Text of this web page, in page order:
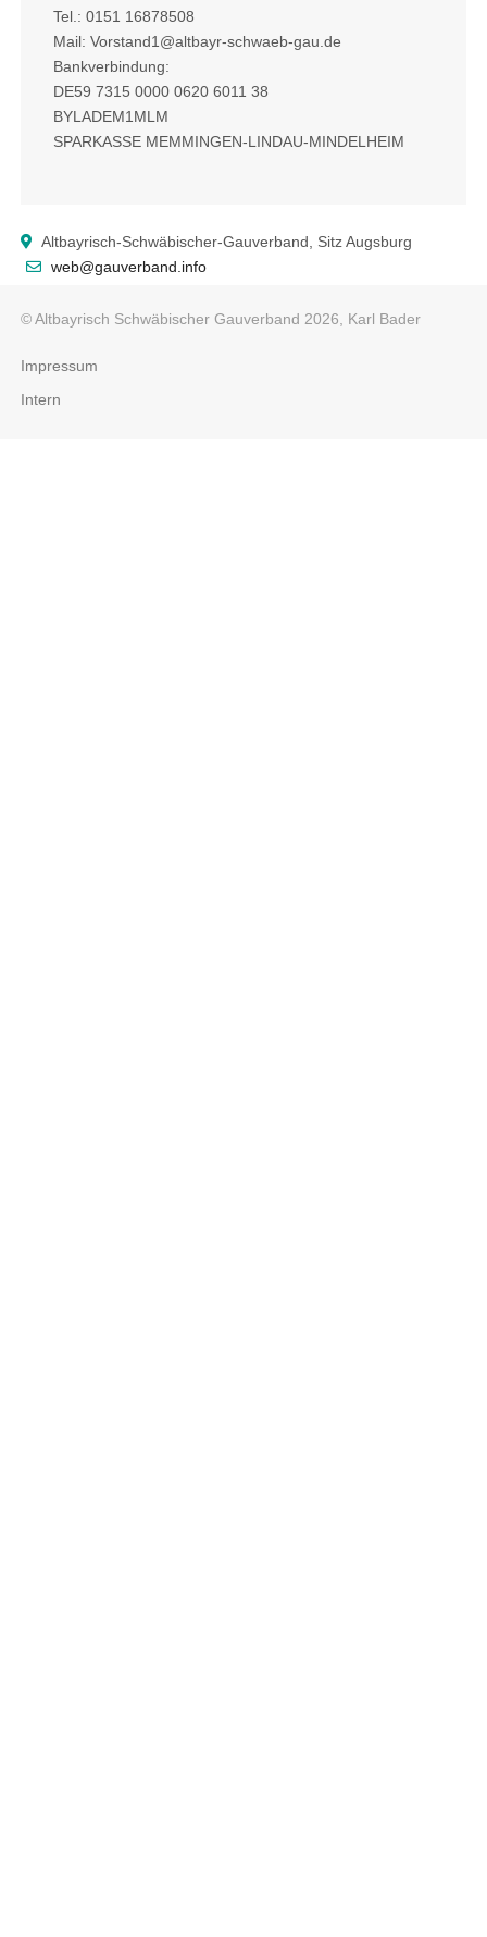
Tel.: 0151 16878508
Mail: Vorstand1@altbayr-schwaeb-gau.de
Bankverbindung:
DE59 7315 0000 0620 6011 38
BYLADEM1MLM
SPARKASSE MEMMINGEN-LINDAU-MINDELHEIM
Altbayrisch-Schwäbischer-Gauverband, Sitz Augsburg
web@gauverband.info
© Altbayrisch Schwäbischer Gauverband 2026, Karl Bader
Impressum
Intern